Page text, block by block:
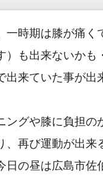
一時期は膝が痛く
）も出来ないかも
出来ていた事が出
ングや膝に負担の
、再び運動が出来
日の昼は広島市佐